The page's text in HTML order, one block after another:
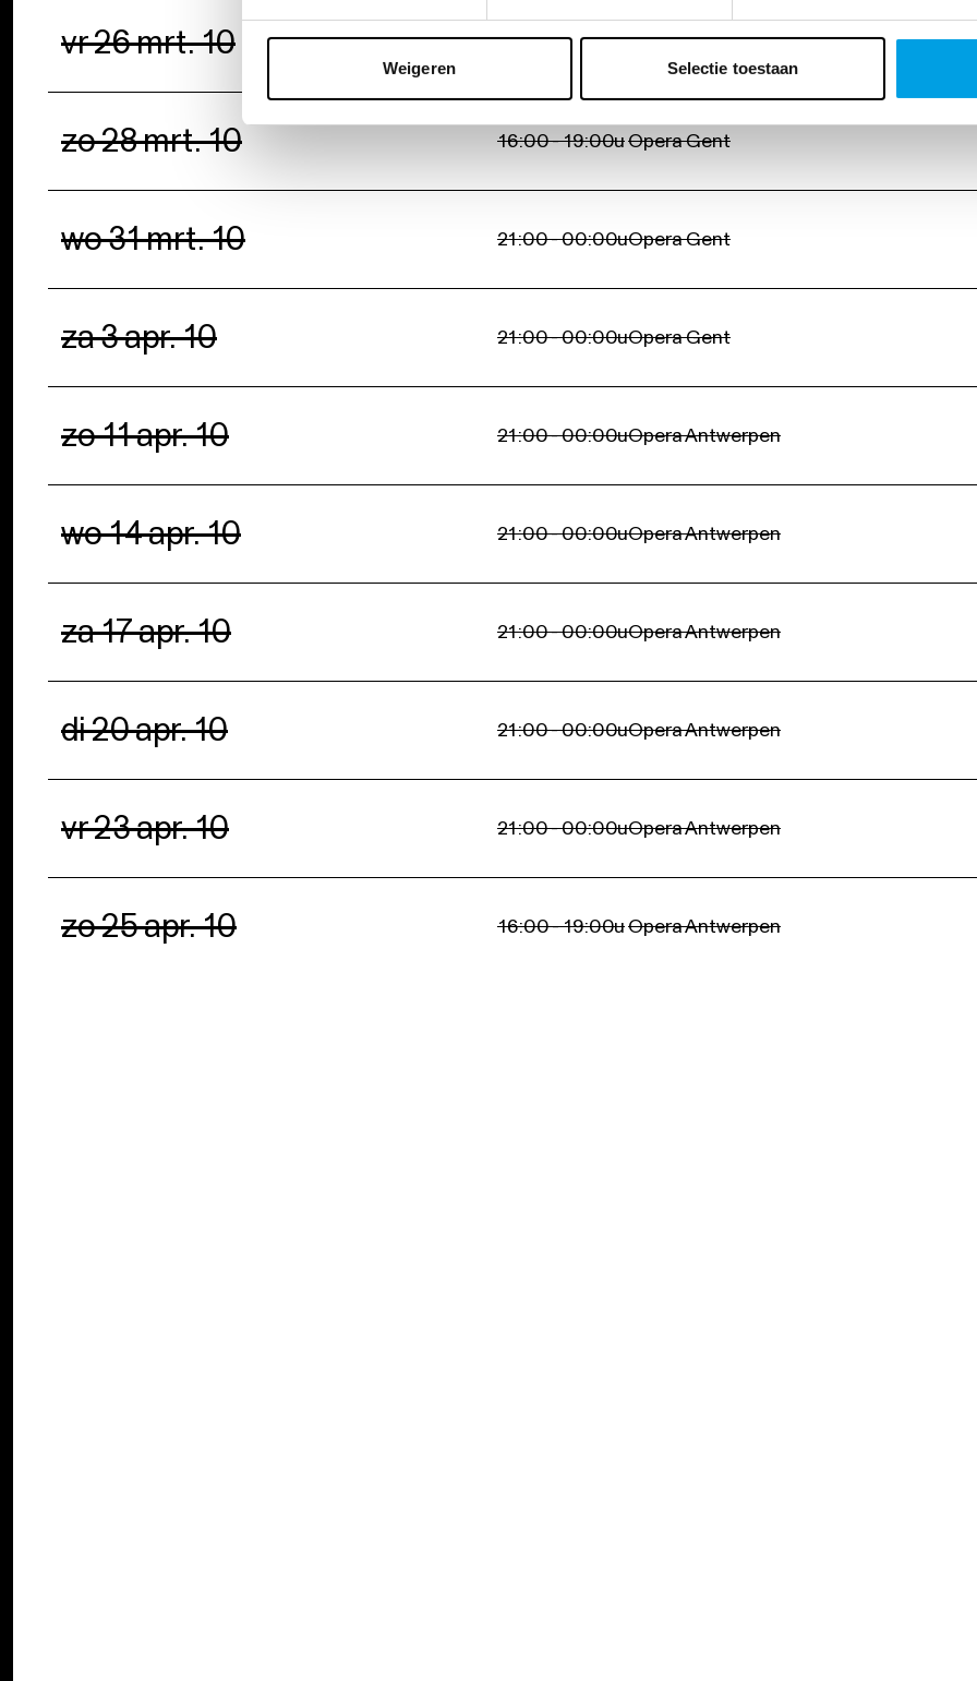
Weigeren Selectie toestaan
vr 26 mrt. 10 20:00 - 23:00uOpera Gent
zo 28 mrt. 10 16:00 - 19:00uOpera Gent
wo 31 mrt. 10 21:00 - 00:00uOpera Gent
za 3 apr. 10 21:00 - 00:00uOpera Gent
zo 11 apr. 10 21:00 - 00:00uOpera Antwerpen
wo 14 apr. 10 21:00 - 00:00uOpera Antwerpen
za 17 apr. 10 21:00 - 00:00uOpera Antwerpen
di 20 apr. 10 21:00 - 00:00uOpera Antwerpen
vr 23 apr. 10 21:00 - 00:00uOpera Antwerpen
zo 25 apr. 10 16:00 - 19:00uOpera Antwerpen